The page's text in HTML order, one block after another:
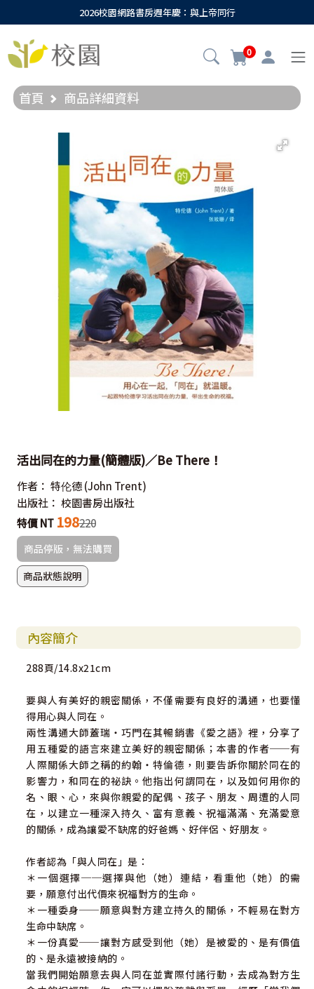
2026校園網路書房週年慶：與上帝同行
0
首頁 商品詳細資料
活出同在的力量(簡體版)／Be There！
作者： 特伦德 (John Trent)
出版社： 校園書房出版社
特價 NT 198220
商品停版，無法購買
商品狀態說明
內容簡介
288頁/14.8x21cm
要與人有美好的親密關係，不僅需要有良好的溝通，也要懂
得用心與人同在。
兩性溝通大師蓋瑞‧巧門在其暢銷書《愛之語》裡，分享了
用五種愛的語言來建立美好的親密關係；本書的作者──有
人際關係大師之稱的約翰‧特倫德，則要告訴你關於同在的
影響力，和同在的祕訣。他指出何謂同在，以及如何用你的
名、眼、心，來與你親愛的配偶、孩子、朋友、周遭的人同
在，以建立一種深入持久、富有意義、祝福滿滿、充滿愛意
的關係，成為讓愛不缺席的好爸媽、好伴侶、好朋友。
作者認為「與人同在」是：
＊一個選擇──選擇與他（她）連結，看重他（她）的需
要，願意付出代價來祝福對方的生命。
＊一種委身──願意與對方建立持久的關係，不輕易在對方
生命中缺席。
＊一份真愛──讓對方感受到他（她）是被愛的、是有價值
的、是永遠被接納的。
當我們開始願意去與人同在並實際付諸行動，去成為對方生